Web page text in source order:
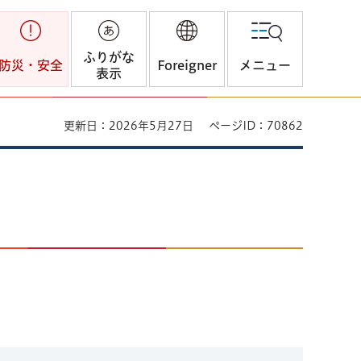
災・安全
ふりがな
表示
Foreigner メニュー
更新日：2026年5月27日 ページID：70862